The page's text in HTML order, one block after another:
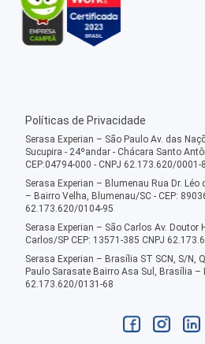
Políticas de Privacidade
Serasa Experian – São Paulo Av. das
Sucupira - 24ºandar - Chácara Santo
CEP:04794-000 - CNPJ 62.173.620/0001-
Serasa Experian – Blumenau Rua Dr.
– Bairro Velha, Blumenau/SC - CEP:
62.173.620/0104-95
Serasa Experian – São Carlos Av. Doutor
Carlos/SP CEP: 13571-385 CNPJ
Serasa Experian – Brasília ST SCN, S/N,
Paulo Sarasate Bairro Asa Sul, Brasília –
62.173.620/0131-68